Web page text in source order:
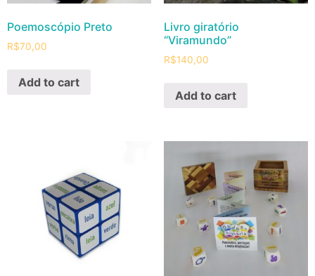
Poemoscópio Preto
R$70,00
Add to cart
Livro giratório
“Viramundo”
R$140,00
Add to cart